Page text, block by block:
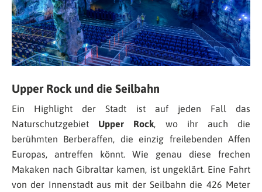
Upper Rock und die Seilbahn
Ein Highlight der Stadt ist auf jeden Fall das
Naturschutzgebiet Upper Rock, wo ihr auch die
berühmten Berberaffen, die einzig freilebenden Affen
Europas, antreffen könnt. Wie genau diese frechen
Makaken nach Gibraltar kamen, ist ungeklärt. Eine Fahrt
von der Innenstadt aus mit der Seilbahn die 426 Meter